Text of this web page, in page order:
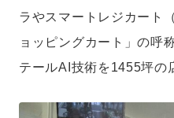
ラやスマートレジカート
ョッピングカート」の呼
テールAI技術を1455坪の